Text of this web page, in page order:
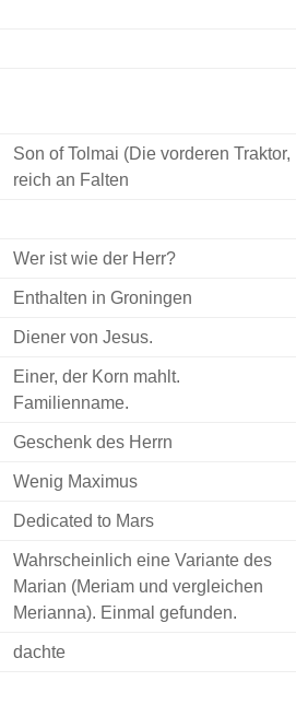
Son of Tolmai (Die vorderen Traktor,
reich an Falten
Wer ist wie der Herr?
Enthalten in Groningen
Diener von Jesus.
Einer, der Korn mahlt.
Familienname.
Geschenk des Herrn
Wenig Maximus
Dedicated to Mars
Wahrscheinlich eine Variante des
Marian (Meriam und vergleichen
Merianna). Einmal gefunden.
dachte